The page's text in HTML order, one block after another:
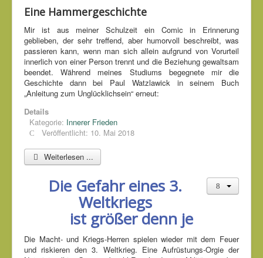
Eine Hammergeschichte
Mir ist aus meiner Schulzeit ein Comic in Erinnerung
geblieben, der sehr treffend, aber humorvoll beschreibt, was
passieren kann, wenn man sich allein aufgrund von Vorurteil
innerlich von einer Person trennt und die Beziehung gewaltsam
beendet. Während meines Studiums begegnete mir die
Geschichte dann bei Paul Watzlawick in seinem Buch
„Anleitung zum Unglücklichsein“ erneut:
Details
Kategorie: Innerer Frieden
Veröffentlicht: 10. Mai 2018
Weiterlesen ...
Die Gefahr eines 3.
Weltkriegs
ist größer denn je
Die Macht- und Kriegs-Herren spielen wieder mit dem Feuer
und riskieren den 3. Weltkrieg. Eine Aufrüstungs-Orgie der